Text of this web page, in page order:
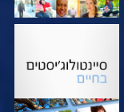
בדוק את הסדרה